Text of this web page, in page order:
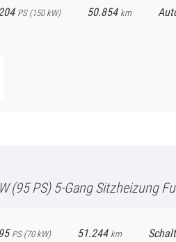
PS (150kW) 50.854 km
PS) 5-Gang Sitzheizung FullLink
95 PS (70kW) 51.244 km